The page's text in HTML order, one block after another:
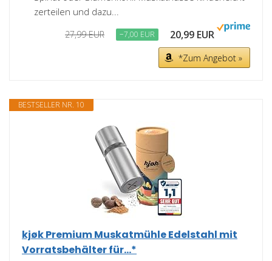
zerteilen und dazu...
27,99 EUR −7,00 EUR 20,99 EUR
*Zum Angebot »
BESTSELLER NR. 10
kjøk Premium Muskatmühle Edelstahl mit
Vorratsbehälter für...*